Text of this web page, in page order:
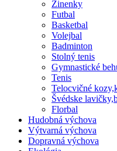
Žinenky
Futbal
Basketbal
Volejbal
Badminton
Stolný tenis
Gymnastické
Tenis
Telocvičné
Švédske
Florbal
Hudobná výchova
Výtvarná výchova
Dopravná výchova